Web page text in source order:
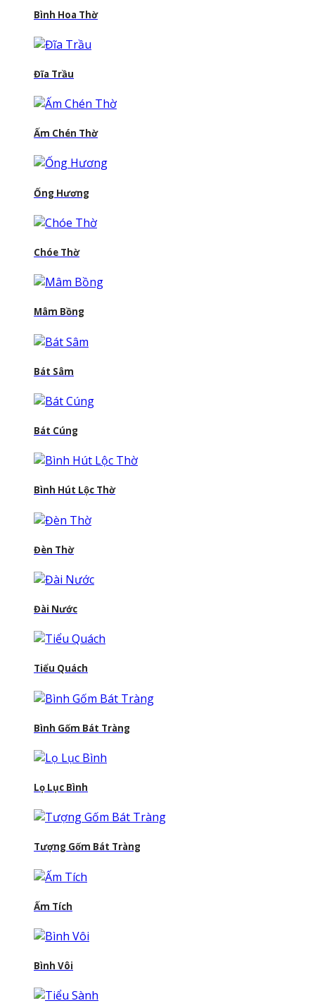
Bình Hoa Thờ
Đĩa Trầu
Ấm Chén Thờ
Ống Hương
Chóe Thờ
Mâm Bồng
Bát Sâm
Bát Cúng
Bình Hút Lộc Thờ
Đèn Thờ
Đài Nước
Tiểu Quách
Bình Gốm Bát Tràng
Lọ Lục Bình
Tượng Gốm Bát Tràng
Ấm Tích
Bình Vôi